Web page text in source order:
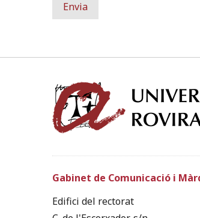
Gabinet de Comunicació i
Edifici del rectorat